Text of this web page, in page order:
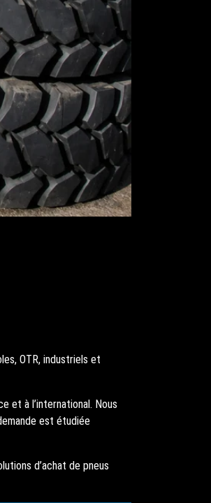
OTR, industriels et
et à l’international. Nous
est étudiée
d’achat de pneus